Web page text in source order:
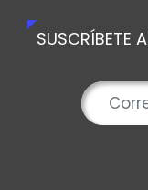
SUSCRÍBETE